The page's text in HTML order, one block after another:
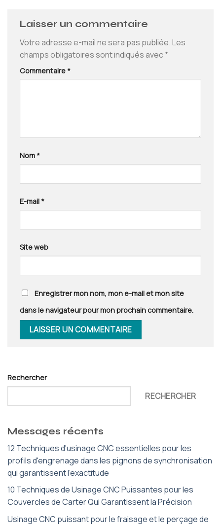
Laisser un commentaire
Votre adresse e-mail ne sera pas publiée.Les
champs obligatoires sont indiqués avec*
Commentaire *
Nom *
E-mail *
Site web
Enregistrer mon nom, mon e-mail et mon site
dans le navigateur pour mon prochain commentaire.
Rechercher
RECHERCHER
Messages récents
12 Techniques d'usinage CNC essentielles pour les
profils d'engrenage dans les pignons de synchronisation
qui garantissent l'exactitude
10 Techniques de Usinage CNC Puissantes pour les
Couvercles de Carter Qui Garantissent la Précision
Usinage CNC puissant pour le fraisage et le perçage de